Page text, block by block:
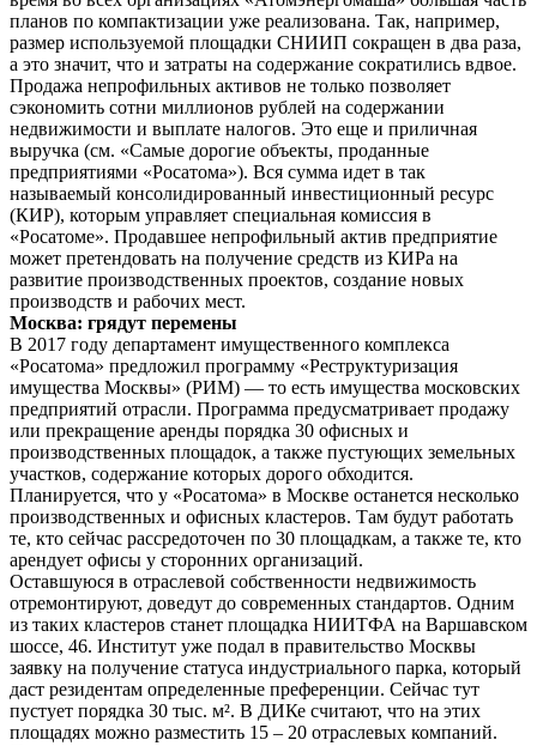
планов по компактизации уже реализована. Так, например,
размер используемой площадки СНИИП сокращен в два раза,
а это значит, что и затраты на содержание сократились вдвое.
Продажа непрофильных активов не только позволяет
сэкономить сотни миллионов рублей на содержании
недвижимости и выплате налогов. Это еще и приличная
выручка (см. «Самые дорогие объекты, проданные
предприятиями «Росатома»). Вся сумма идет в так
называемый консолидированный инвестиционный ресурс
(КИР), которым управляет специальная комиссия в
«Росатоме». Продавшее непрофильный актив предприятие
может претендовать на получение средств из КИРа на
развитие производственных проектов, создание новых
производств и рабочих мест.
Москва: грядут перемены
В 2017 году департамент имущественного комплекса
«Росатома» предложил программу «Реструктуризация
имущества Москвы» (РИМ) — то есть имущества московских
предприятий отрасли. Программа предусматривает продажу
или прекращение аренды порядка 30 офисных и
производственных площадок, а также пустующих земельных
участков, содержание которых дорого обходится.
Планируется, что у «Росатома» в Москве останется несколько
производственных и офисных кластеров. Там будут работать
те, кто сейчас рассредоточен по 30 площадкам, а также те, кто
арендует офисы у сторонних организаций.
Оставшуюся в отраслевой собственности недвижимость
отремонтируют, доведут до современных стандартов. Одним
из таких кластеров станет площадка НИИТФА на Варшавском
шоссе, 46. Институт уже подал в правительство Москвы
заявку на получение статуса индустриального парка, который
даст резидентам определенные преференции. Сейчас тут
пустует порядка 30 тыс. м². В ДИКе считают, что на этих
площадях можно разместить 15 – 20 отраслевых компаний.